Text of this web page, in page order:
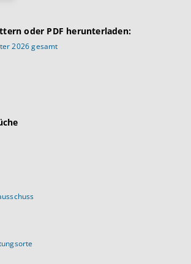
oder PDF herunterladen:
2026 gesamt